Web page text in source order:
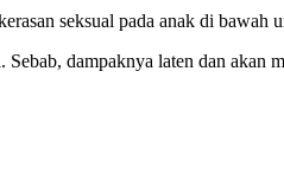
seksual pada anak di bawah
dampaknya laten dan akan